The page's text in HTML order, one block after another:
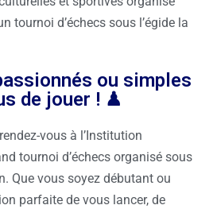
tournoi d’échecs sous l’égide la
ou simples
de jouer ! ♟
vous à l’Institution
tournoi d’échecs organisé sous
Que vous soyez débutant ou
parfaite de vous lancer, de